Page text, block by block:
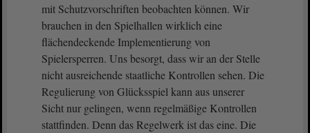
mit Schutzvorschriften beobachten können. Wir
brauchen in den Spielhallen wirklich eine
flächendeckende Implementierung von
Spielersperren. Uns besorgt, dass wir an der Stelle
nicht ausreichende staatliche Kontrollen sehen. Die
Regulierung von Glücksspiel kann aus unserer
Sicht nur gelingen, wenn regelmäßige Kontrollen
stattfinden. Denn das Regelwerk ist das eine. Die